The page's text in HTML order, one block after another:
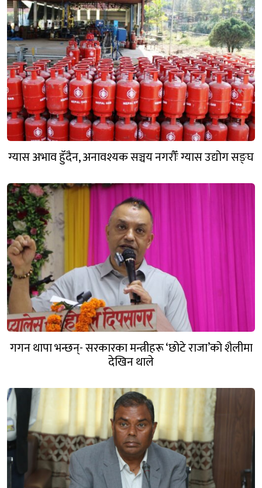
ग्यास अभाव हुँदैन, अनावश्यक सञ्चय नगरौँः ग्यास उद्योग सङ्घ
गगन थापा भन्छन्- सरकारका मन्त्रीहरू ‘छोटे राजा’को शैलीमा
देखिन थाले